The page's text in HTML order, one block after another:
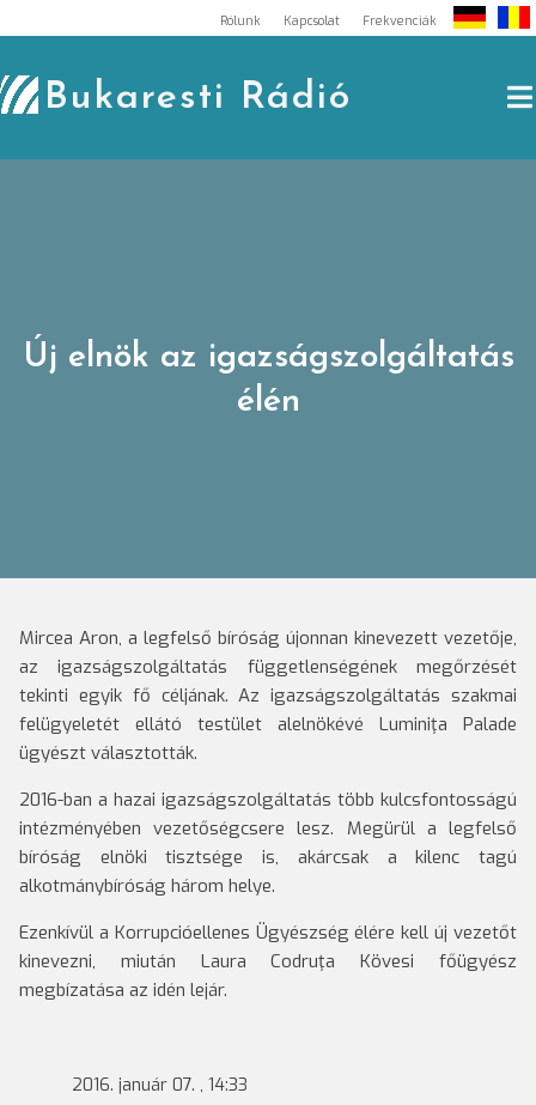
to
content
Rólunk Kapcsolat Frekvenciák
Bukaresti Rádió
Új elnök az igazságszolgáltatás
élén
Mircea Aron, a legfelső bíróság újonnan kinevezett vezetője,
az igazságszolgáltatás függetlenségének megőrzését
tekinti egyik fő céljának. Az igazságszolgáltatás szakmai
felügyeletét ellátó testület alelnökévé Luminiţa Palade
ügyészt választották.
2016-ban a hazai igazságszolgáltatás több kulcsfontosságú
intézményében vezetőségcsere lesz. Megürül a legfelső
bíróság elnöki tisztsége is, akárcsak a kilenc tagú
alkotmánybíróság három helye.
Ezenkívül a Korrupcióellenes Ügyészség élére kell új vezetőt
kinevezni, miután Laura Codruţa Kövesi főügyész
megbízatása az idén lejár.
2016. január 07. , 14:33